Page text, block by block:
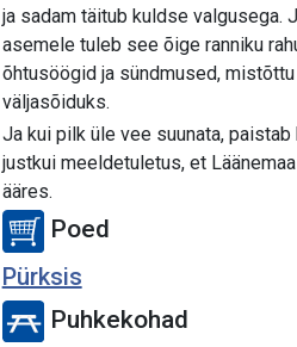
ja sadam täitub kuldse valgusega.
asemele tuleb see õige ranniku
õhtusöögid ja sündmused,
väljasõiduks.
Ja kui pilk üle vee suunata,
justkui meeldetuletus, et
ääres.
Poed
Pürksis
Puhkekohad